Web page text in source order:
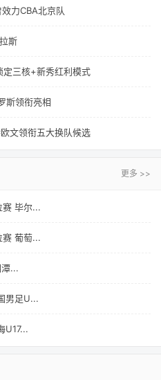
力CBA北京队
斯
三核+新秀红利模式
斯领衔亮相
文领衔五大换队候选
更多 >>
赛 毕尔...
赛 葡萄...
...
男足U...
U17...